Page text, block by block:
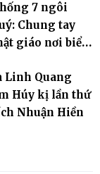
7 ngôi
Chung tay
giáo nơi biển
Linh Quang
Húy kị lần thứ
Nhuận Hiền